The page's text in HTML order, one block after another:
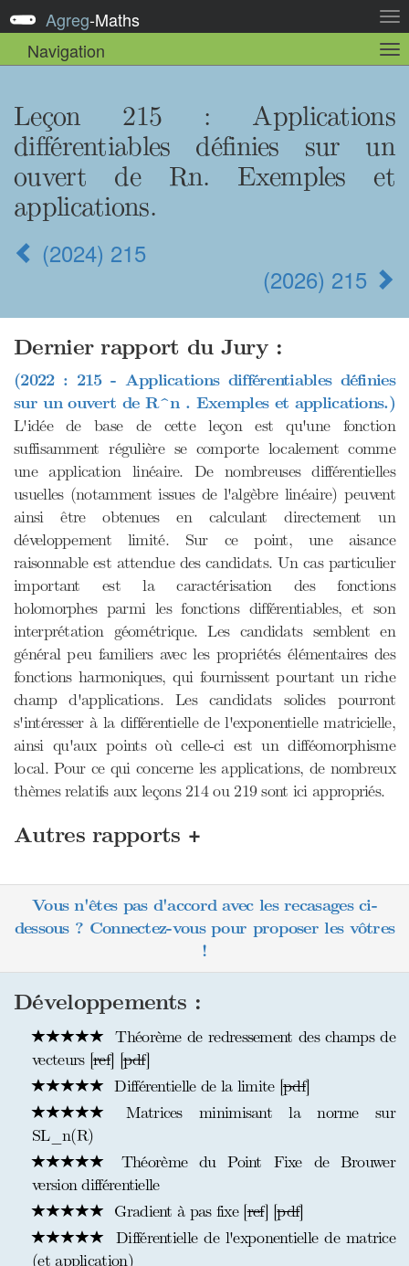
la
Agreg-Maths
Navigation
la
Leçon 215 : Applications
différentiables définies sur un
ouvert de Rn. Exemples et
applications.
(2024) 215
(2026) 215
Dernier rapport du Jury :
(2022 : 215 - Applications différentiables définies
sur un ouvert de R^n . Exemples et applications.)
L'idée de base de cette leçon est qu'une fonction
suffisamment régulière se comporte localement comme
une application linéaire. De nombreuses différentielles
usuelles (notamment issues de l'algèbre linéaire) peuvent
ainsi être obtenues en calculant directement un
développement limité. Sur ce point, une aisance
raisonnable est attendue des candidats. Un cas particulier
important est la caractérisation des fonctions
holomorphes parmi les fonctions différentiables, et son
interprétation géométrique. Les candidats semblent en
général peu familiers avec les propriétés élémentaires des
fonctions harmoniques, qui fournissent pourtant un riche
champ d'applications. Les candidats solides pourront
s'intéresser à la différentielle de l'exponentielle matricielle,
ainsi qu'aux points où celle-ci est un difféomorphisme
local. Pour ce qui concerne les applications, de nombreux
thèmes relatifs aux leçons 214 ou 219 sont ici appropriés.
Autres rapports +
Vous n'êtes pas d'accord avec les recasages ci-
dessous ? Connectez-vous pour proposer les vôtres
!
Développements :
Théorème de redressement des champs de
vecteurs [ref] [pdf]
Différentielle de la limite [pdf]
Matrices minimisant la norme sur
SL_n(R)
Théorème du Point Fixe de Brouwer
version différentielle
Gradient à pas fixe [ref] [pdf]
Différentielle de l'exponentielle de matrice
(et application)